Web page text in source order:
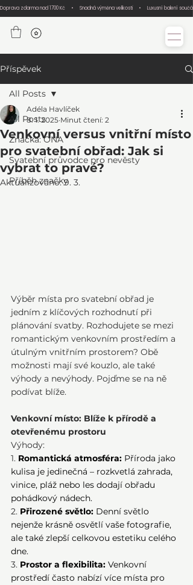
Doprava zdarma nad 1700 Kč     •     Snadná výměna velikosti     •     Luxusní balení
Příspěvek
All Posts
Značka: ONA
Svatební průvodce pro nevěsty
Příběh značky
All Posts
Venkovní versus vnitřní místo
pro svatební obřad: Jak si
vybrat to pravé?
Adéla Havlíček
8. 1. 2025 Minut čtení: 2
Aktualizováno:9. 3.
Výběr místa pro svatební obřad je
jedním z klíčových rozhodnutí při
plánování svatby. Rozhodujete se mezi
romantickým venkovním prostředím a
útulným vnitřním prostorem? Obě
možnosti mají své kouzlo, ale také
výhody a nevýhody. Pojďme se na ně
podívat blíže.
Venkovní místo: Blíže k přírodě a
otevřenému prostoru
Výhody:
1. Romantická atmosféra: Příroda jako
kulisa je jedinečná – rozkvetlá zahrada,
vinice, pláž nebo les dodají obřadu
pohádkový nádech.
2. Přirozené světlo: Denní světlo
nejenže krásně osvětlí vaše fotografie,
ale také zlepší celkovou estetiku celého
dne.
3. Prostor a flexibilita: Venkovní
prostředí často nabízí více místa pro